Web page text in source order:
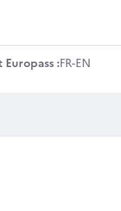
:FR-EN